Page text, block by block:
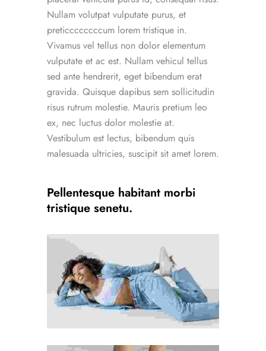
Nullam volutpat vulputate purus, et
preticcccccccum lorem tristique in.
Vivamus vel tellus non dolor elementum
vulputate et ac est. Nullam vehicul tellus
sed ante hendrerit, eget bibendum erat
gravida. Quisque dapibus sem sollicitudin
risus rutrum molestie. Mauris pretium leo
ex, nec luctus dolor molestie at.
Vestibulum est lectus, bibendum quis
malesuada ultricies, suscipit sit amet lorem.
Pellentesque habitant morbi
tristique senetu.